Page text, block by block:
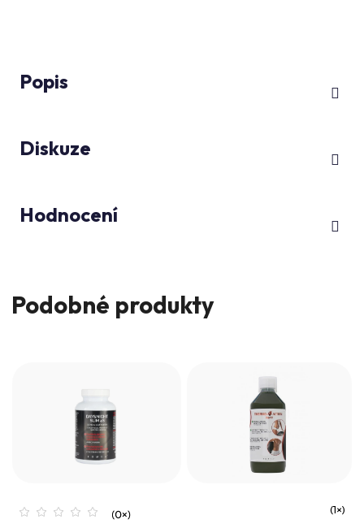
Popis
Diskuze
Hodnocení
Podobné produkty